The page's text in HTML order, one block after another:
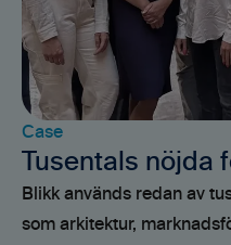
Case
Tusentals nöjda
Blikk används redan av
som arkitektur,